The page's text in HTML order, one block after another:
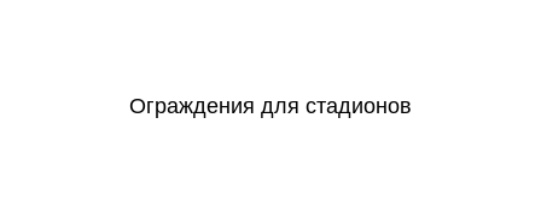
Ограждения для стадионов